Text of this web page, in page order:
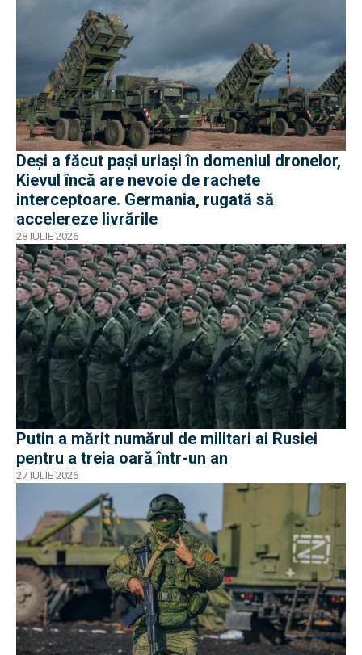
Deși a făcut pași uriași în domeniul dronelor,
Kievul încă are nevoie de rachete
interceptoare. Germania, rugată să
accelereze livrările
28 IULIE 2026
Putin a mărit numărul de militari ai Rusiei
pentru a treia oară într-un an
27 IULIE 2026